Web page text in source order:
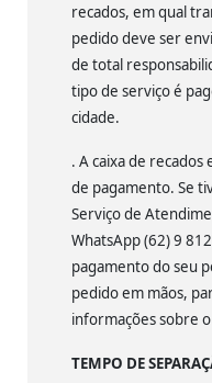
recados, em qual
pedido deve ser
de total
tipo de serviço é
cidade.
. A caixa de recados
de pagamento. Se
Serviço de
WhatsApp (62) 9
pagamento do seu
pedido em mãos,
informações sobre
TEMPO DE